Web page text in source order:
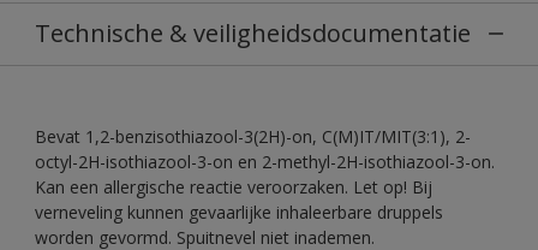
Technische & veiligheidsdocumentatie
Bevat 1,2-benzisothiazool-3(2H)-on, C(M)IT/MIT(3:1), 2-
octyl-2H-isothiazool-3-on en 2-methyl-2H-isothiazool-3-on.
Kan een allergische reactie veroorzaken. Let op! Bij
verneveling kunnen gevaarlijke inhaleerbare druppels
worden gevormd. Spuitnevel niet inademen.